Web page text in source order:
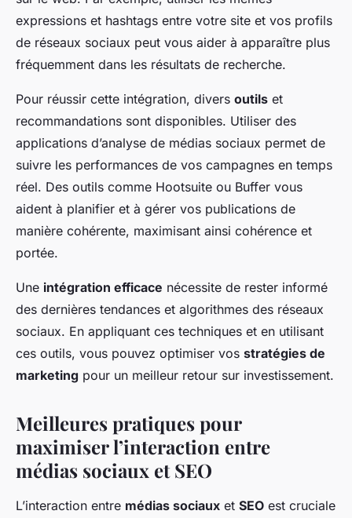
expressions et hashtags entre votre site et vos profils
de réseaux sociaux peut vous aider à apparaître plus
fréquemment dans les résultats de recherche.
Pour réussir cette intégration, divers outils et
recommandations sont disponibles. Utiliser des
applications d’analyse de médias sociaux permet de
suivre les performances de vos campagnes en temps
réel. Des outils comme Hootsuite ou Buffer vous
aident à planifier et à gérer vos publications de
manière cohérente, maximisant ainsi cohérence et
portée.
Une intégration efficace nécessite de rester informé
des dernières tendances et algorithmes des réseaux
sociaux. En appliquant ces techniques et en utilisant
ces outils, vous pouvez optimiser vos stratégies de
marketing pour un meilleur retour sur investissement.
Meilleures pratiques pour
maximiser l’interaction entre
médias sociaux et SEO
L’interaction entre médias sociaux et SEO est cruciale